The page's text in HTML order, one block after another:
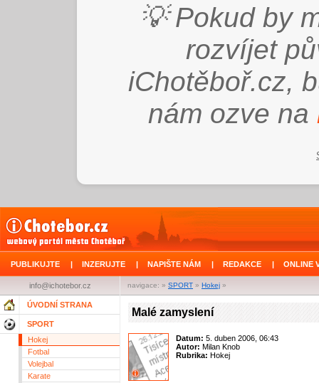
💡 Pokud by
rozvíjet
iChotěboř.cz,
nám ozve na
PUBLIKUJTE | INZERUJTE | NAPIŠTE NÁM | REDAKCE | ONLINE
navigace: » SPORT » Hokej »
info@ichotebor.cz
ÚVODNÍ STRANA
SPORT
Hokej
Fotbal
Volejbal
Karate
Malé zamyslení
Datum: 5. duben 2006, 06:43
Autor: Milan Knob
Rubrika: Hokej